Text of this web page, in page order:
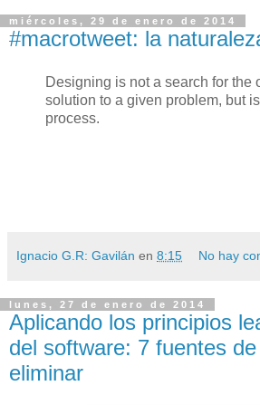
miércoles, 29 de enero de 2014
#macrotweet: la
Designing is not a search for the
solution to a given problem, but
process.
Ignacio G.R: Gavilán en 8:15 No hay
lunes, 27 de enero de 2014
Aplicando los principios
del software: 7 fuentes
eliminar